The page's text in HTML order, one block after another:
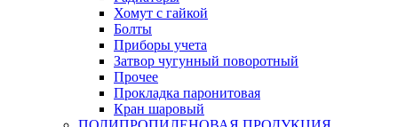
Хомут с гайкой
Болты
Приборы учета
Затвор чугунный поворотный
Прочее
Прокладка паронитовая
Кран шаровый